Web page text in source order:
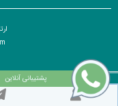
تمام حقوق مادی و معنوی برای
طراح